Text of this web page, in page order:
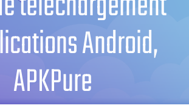
Android,
APKPure